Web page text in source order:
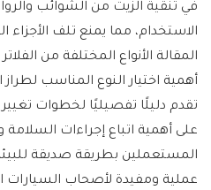
في تنقية الزيت من الشوائب
الاستخدام، مما يمنع تلف الأجزاء
المقالة الأنواع المختلفة من
أهمية اختيار النوع المناسب لطراز
تقدم دليلًا تفصيليًا لخطوات
على أهمية اتباع إجراءات
المستعملين بطريقة صديقة
عملية ومفيدة لأصحاب السيارات